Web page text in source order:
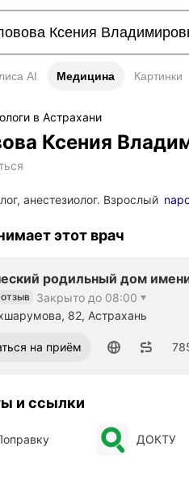
AI Медицина
Медицина Картинки
в Астрахани
Ксения
анестезиолог. Взрослый
этот врач
родильный дом
из 5 Закрыто до 08:00
82, Астрахань
на приём
и ссылки
ДОКТУ